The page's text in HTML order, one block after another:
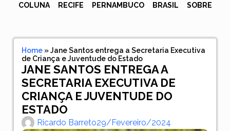
COLUNA RECIFE PERNAMBUCO BRASIL SOBRE
Home»Jane Santos entrega a Secretaria Executiva
de Criança e Juventude do Estado
JANE SANTOS ENTREGA A
SECRETARIA EXECUTIVA DE
CRIANÇA E JUVENTUDE DO
ESTADO
Ricardo Barreto29/fevereiro/2024